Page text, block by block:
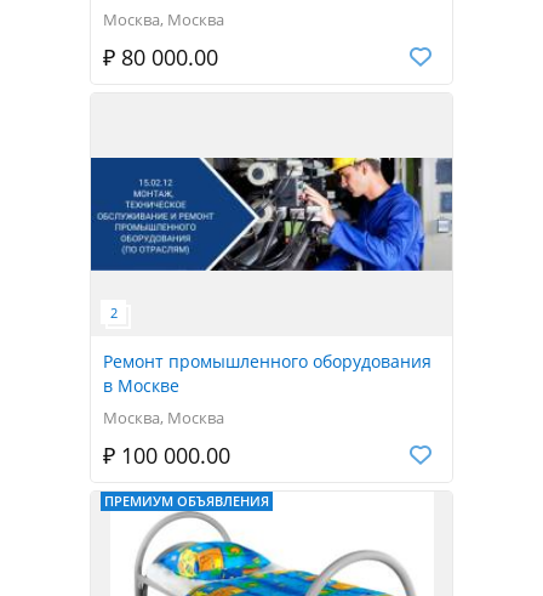
Москва, Москва
₽ 80 000.00
Ремонт промышленного оборудования
в Москве
Москва, Москва
₽ 100 000.00
ПРЕМИУМ ОБЪЯВЛЕНИЯ